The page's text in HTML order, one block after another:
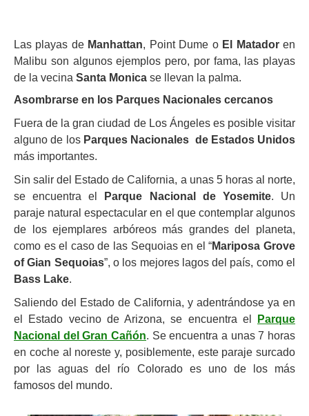
Las playas de Manhattan, Point Dume o El Matadoren
Malibu son algunos ejemplos pero, por fama, las playas
de la vecina Santa Monica se llevan la palma.
Asombrarse en los Parques Nacionales cercanos
Fuera de la gran ciudad de Los Ángeles es posible visitar
alguno de los Parques Nacionales de Estados Unidos
más importantes.
Sin salir del Estado de California, a unas 5 horas al norte,
se encuentra el
Parque Nacional de Yosemite. Un
paraje natural espectacular en el que contemplar algunos
de los ejemplares arbóreos más grandes del planeta,
como es el caso de las Sequoias en el “Mariposa Grove
of Gian Sequoias”, o los mejores lagos del país, como el
Bass Lake.
Saliendo del Estado de California, y adentrándose ya en
el Estado vecino de Arizona, se encuentra el
Parque
Nacional del Gran Cañón. Se encuentra a unas 7 horas
en coche al noreste y, posiblemente, este paraje surcado
por las aguas del río Colorado es uno de los más
famosos del mundo.